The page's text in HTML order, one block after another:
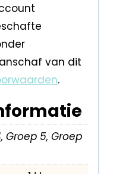
van dit
.
Groep 5, Groep